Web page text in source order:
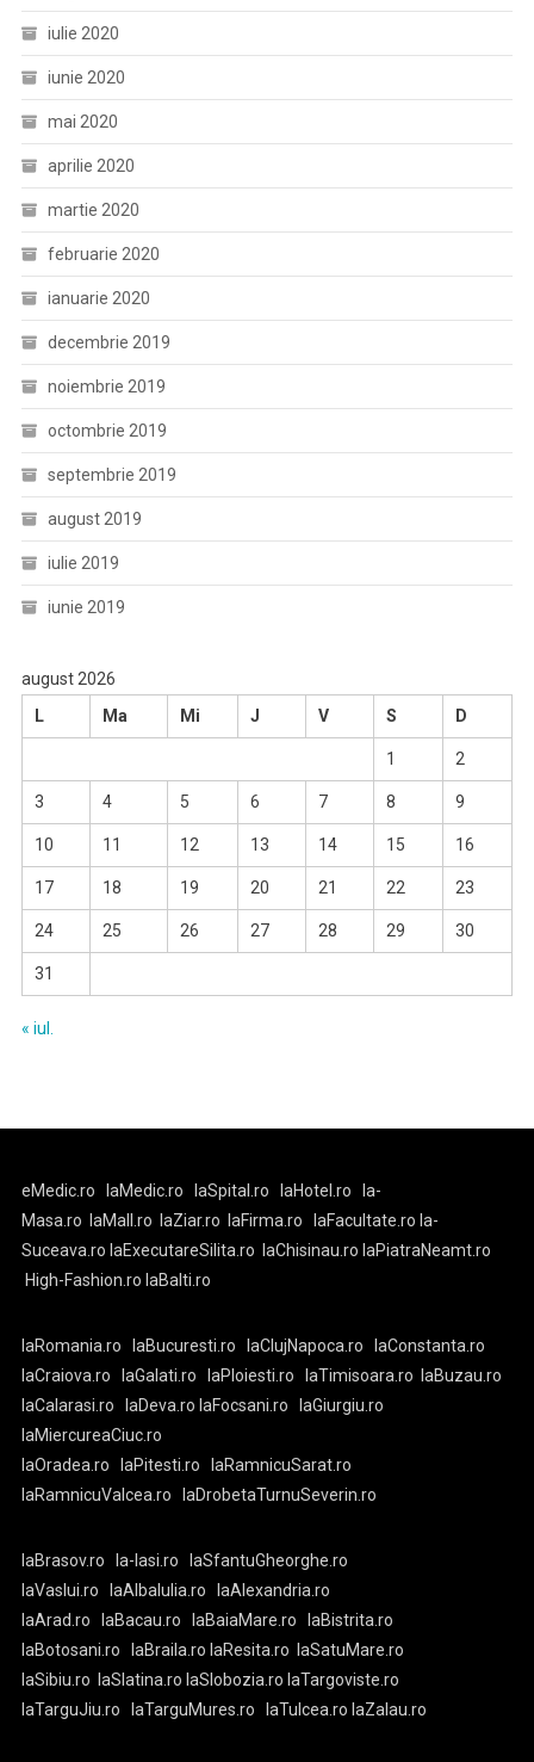
iulie 2020
iunie 2020
mai 2020
aprilie 2020
martie 2020
februarie 2020
ianuarie 2020
decembrie 2019
noiembrie 2019
octombrie 2019
septembrie 2019
august 2019
iulie 2019
iunie 2019
august 2026
L
Ma Mi J V S D
1 2
3 4 5 6 7 8 9
10 11 12 13 14 15 16
17 18 19 20 21 22 23
24 25 26 27 28 29 30
31
« iul.
eMedic.ro laMedic.ro laSpital.ro laHotel.ro
la-
Masa.ro
laMall.ro laZiar.ro laFirma.ro laFacultate.ro la-
Suceava.ro laExecutareSilita.ro laChisinau.ro laPiatraNeamt.ro
High-Fashion.ro laBalti.ro
laRomania.ro laBucuresti.ro laClujNapoca.ro
laConstanta.ro
laCraiova.ro
laGalati.ro laPloiesti.ro laTimisoara.ro
laBuzau.ro
laCalarasi.ro
laDeva.ro laFocsani.ro
laGiurgiu.ro
laMiercureaCiuc.ro
laOradea.ro
laPitesti.ro
laRamnicuSarat.ro
laRamnicuValcea.ro
laDrobetaTurnuSeverin.ro
laBrasov.ro la-Iasi.ro
laSfantuGheorghe.ro
laVaslui.ro
laAlbaIulia.ro
laAlexandria.ro
laArad.ro
laBacau.ro laBaiaMare.ro
laBistrita.ro
laBotosani.ro
laBraila.ro laResita.ro
laSatuMare.ro
laSibiu.ro
laSlatina.ro laSlobozia.ro laTargoviste.ro
laTarguJiu.ro
laTarguMures.ro laTulcea.ro laZalau.ro